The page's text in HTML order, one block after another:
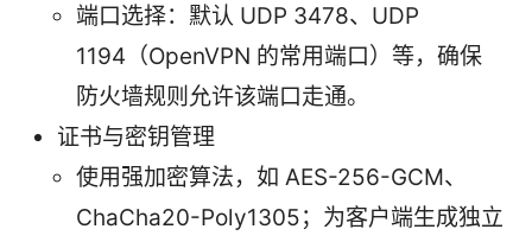
端口选择：默认 UDP 3478、UDP
1194（OpenVPN 的常用端口）等，确保
防火墙规则允许该端口走通。
证书与密钥管理
使用强加密算法，如 AES-256-GCM、
ChaCha20-Poly1305；为客户端生成独立